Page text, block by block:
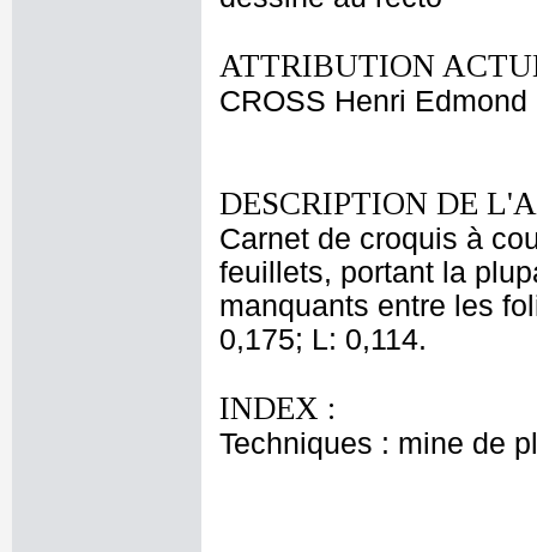
ATTRIBUTION
CROSS Henri Edmond
DESCRIPTION DE
Carnet de croquis à
feuillets, portant la
manquants entre les
0,175; L: 0,114.
INDEX :
Techniques : mine de